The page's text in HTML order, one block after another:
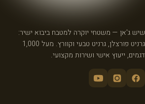
שיש ג'אן — משטחי יוקרה למטבח ביבוא ישיר:
גרניט פורצלן, גרניט טבעי וקוורץ. מעל 1,000
דגמים, ייעוץ אישי ושירות מקצועי.